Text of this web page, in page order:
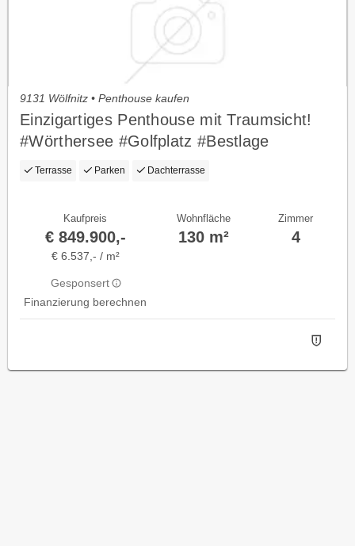
9131 Wölfnitz • Penthouse kaufen
Einzigartiges Penthouse mit Traumsicht!
#Wörthersee #Golfplatz #Bestlage
Terrasse Parken Dachterrasse
Kaufpreis
€ 849.900,-
€ 6.537,- / m²
Gesponsert
Finanzierung berechnen
Wohnfläche
130 m²
Zimmer
4